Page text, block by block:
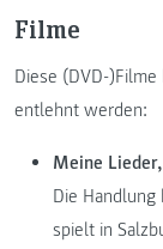
Filme
Diese (DVD-
entlehnt werden:
Meine
Die
spielt in